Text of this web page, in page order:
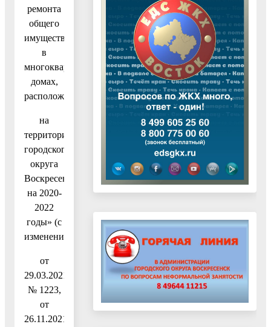
ремонта
общего
имущества
в
многоквартирных
домах,
расположенных
на
территории
городского
округа
Воскресенск,
на 2020-
2022
годы» (с
изменениями
от
29.03.2021
№ 1223,
от
26.11.2021